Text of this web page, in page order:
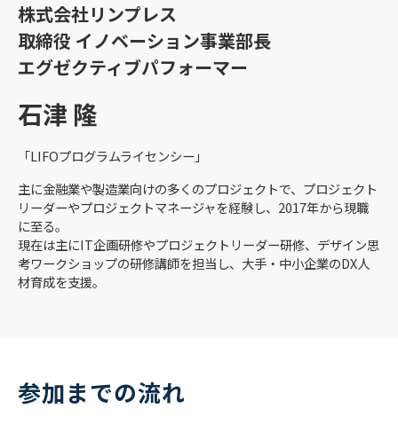
株式会社リンプレス
取締役 イノベーション事業部長
エグゼクティブパフォーマー
石津 隆
「LIFOプログラムライセンシー」
主に金融業や製造業向けの多くのプロジェクトで、プロジェクト
リーダーやプロジェクトマネージャを経験し、2017年から現職
に至る。
現在は主にIT企画研修やプロジェクトリーダー研修、デザイン思
考ワークショップの研修講師を担当し、大手・中小企業のDX人
材育成を支援。
参加までの流れ